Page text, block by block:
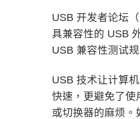
USB 开发者论坛
具兼容性的 USB
USB 兼容性测试
USB 技术让计算
快速，更避免了使
或切换器的麻烦